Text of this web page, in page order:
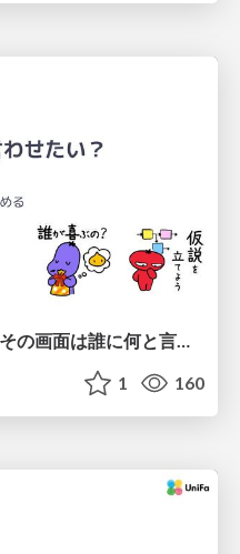
デザインツールを開く前に その画面は誰に何と言わせたい？受託UIデザイナーが顧客解像度を高める 「打ち合わせの場での確かめ方」
1 160